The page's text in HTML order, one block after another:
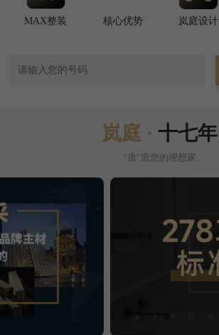
MAX整装 核心优势 岚庭设计
岚庭 · 十七年
“质”造您的理想家